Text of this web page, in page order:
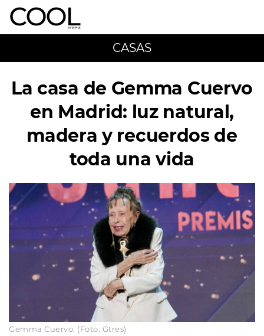
CASAS
La casa de Gemma Cuervo
en Madrid: luz natural,
madera y recuerdos de
toda una vida
Gemma Cuervo. (Foto: Gtres)